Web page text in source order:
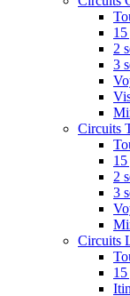
2
3
Circuits
2
3
Circuits